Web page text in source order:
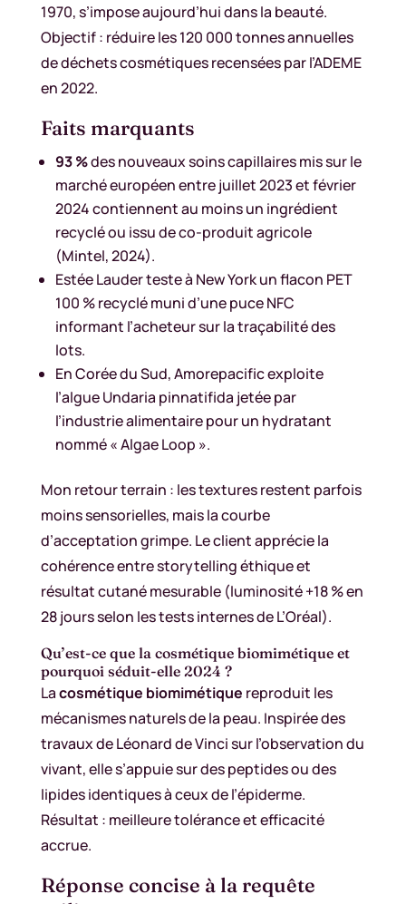
1970, s’impose aujourd’hui dans la beauté.
Objectif : réduire les 120 000 tonnes annuelles
de déchets cosmétiques recensées par l’ADEME
en 2022.
Faits marquants
93 %des nouveaux soins capillaires mis sur le
marché européen entre juillet 2023 et février
2024 contiennent au moins un ingrédient
recyclé ou issu de co-produit agricole
(Mintel, 2024).
Estée Lauder teste à New York un flacon PET
100 % recyclé muni d’une puce NFC
informant l’acheteur sur la traçabilité des
lots.
En Corée du Sud, Amorepacific exploite
l’algue Undaria pinnatifida jetée par
l’industrie alimentaire pour un hydratant
nommé « Algae Loop ».
Mon retour terrain : les textures restent parfois
moins sensorielles, mais la courbe
d’acceptation grimpe. Le client apprécie la
cohérence entre storytelling éthique et
résultat cutané mesurable (luminosité +18 % en
28 jours selon les tests internes de L’Oréal).
Qu’est-ce que la cosmétique biomimétique et
pourquoi séduit-elle 2024 ?
Lacosmétique biomimétique reproduit les
mécanismes naturels de la peau. Inspirée des
travaux de Léonard de Vinci sur l’observation du
vivant, elle s’appuie sur des peptides ou des
lipides identiques à ceux de l’épiderme.
Résultat : meilleure tolérance et efficacité
accrue.
Réponse concise à la requête